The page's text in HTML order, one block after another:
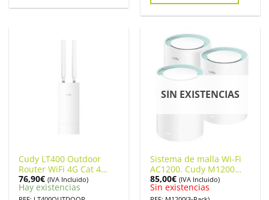
Cudy LT400 Outdoor
Router WiFi 4G Cat 4
N300
76,90€ (IVA Incluido)
Hay existencias
SIN EXISTENCIAS
Sistema de malla Wi-Fi
AC1200. Cudy M1200
Pack de 3 unidades
85,00€ (IVA Incluido)
Sin existencias